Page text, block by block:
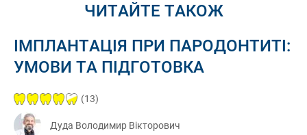
ЧИТАЙТЕ ТАКОЖ
ІМПЛАНТАЦІЯ ПРИ ПАРОДОНТИТІ:
УМОВИ ТА ПІДГОТОВКА
Дуда Володимир Вікторович
(13)